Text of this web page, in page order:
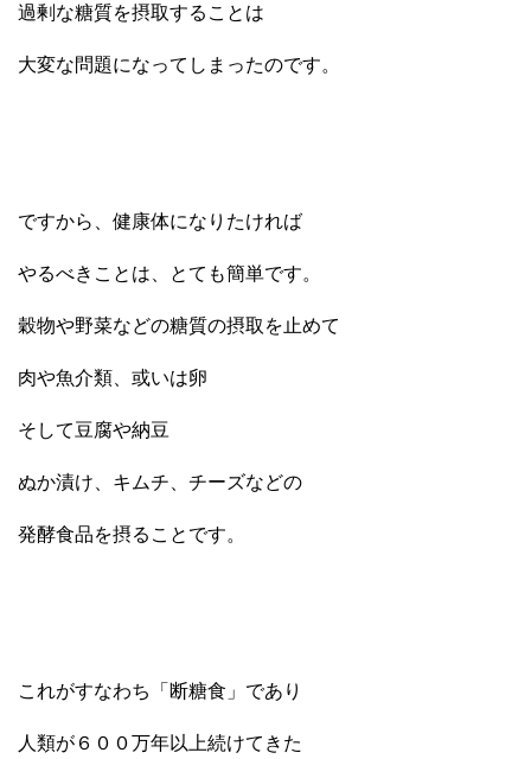
過剰な糖質を摂取することは
大変な問題になってしまったのです。
ですから、健康体になりたければ
やるべきことは、とても簡単です。
穀物や野菜などの糖質の摂取を止めて
肉や魚介類、或いは卵
そして豆腐や納豆
ぬか漬け、キムチ、チーズなどの
発酵食品を摂ることです。
これがすなわち「断糖食」であり
人類が６００万年以上続けてきた